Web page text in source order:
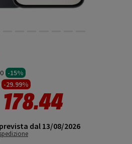
-15%
ridotto da
-29.99%
178.44
dal 13/08/2026